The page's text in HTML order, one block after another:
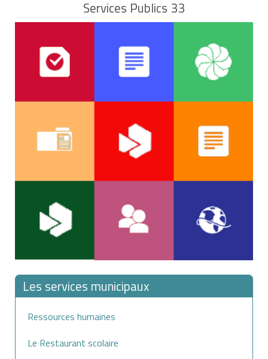
Services Publics 33
Les services municipaux
Ressources humaines
Le Restaurant scolaire